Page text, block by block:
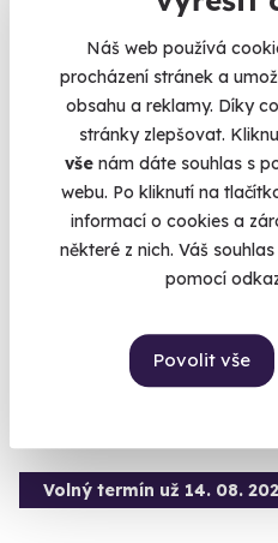
Náš web používá
procházení stránek a
obsahu a reklamy. Díky
stránky zlepšovat.
vše nám dáte souhlas s
webu. Po kliknutí na
informací o cookies a
některé z nich. Váš
pomocí
Povolit vše
Zážitková střelba:
11 zbraní
Vyzkoušejte si naživo zbraně,
stříleček!
Velká Bíteš (okres Žďár
2 999 Kč
Volný termín už 14. 08.